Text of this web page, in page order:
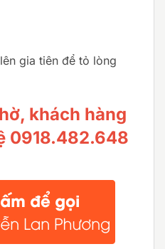
gia tiên để tỏ lòng
khách hàng
0918.482.648